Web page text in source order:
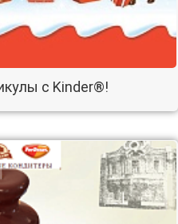
с Kinder®!